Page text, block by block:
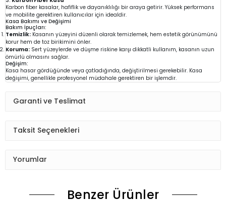
Karbon fiber kasalar, hafiflik ve dayanıklılığı bir araya getirir. Yüksek performans
ve mobilite gerektiren kullanıcılar için idealdir.
Kasa Bakımı ve Değişimi
Bakım İpuçları:
Temizlik: Kasanın yüzeyini düzenli olarak temizlemek, hem estetik görünümünü
korur hem de toz birikimini önler.
Koruma: Sert yüzeylerde ve düşme riskine karşı dikkatli kullanım, kasanın uzun
ömürlü olmasını sağlar.
Değişim:
Kasa hasar gördüğünde veya çatladığında, değiştirilmesi gerekebilir. Kasa
değişimi, genellikle profesyonel müdahale gerektiren bir işlemdir.
Garanti ve Teslimat
Taksit Seçenekleri
Yorumlar
Benzer Ürünler